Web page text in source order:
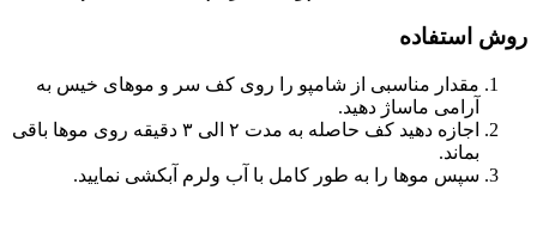
روش استفاده
مقدار مناسبی از شامپو را روی کف سر و موهای خیس به
آرامی ماساژ دهید.
اجازه دهید کف حاصله به مدت ۲ الی ۳ دقیقه روی موها باقی
بماند.
سپس موها را به طور کامل با آب ولرم آبکشی نمایید.